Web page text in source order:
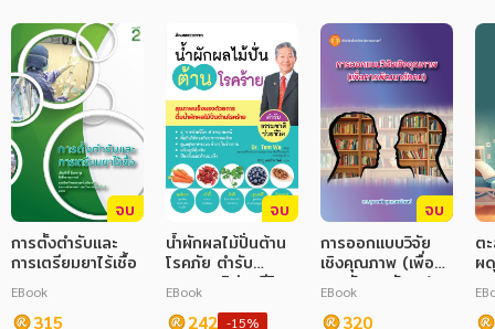
ภาษาศาสตร์
หนังสือเด็ก
การพัฒนาตนเอง
ความรู้ทั่วไป
การ์ตูนความรู้ การ์ตูน
การ์ตูนมังงะ (Manga)
จบ
การตั้งตำรับและ
การเตรียมยาไร้เชื้อ
EBook
315
จบ
น้ำผักผลไม้ปั่นต้าน
โรคภัย ตำรับ
ธรรมชาติช่วยชีวิต
EBook
242 -15%
จบ
การออกแบบวิจัย
เชิงคุณภาพ (เพื่อ
การพัฒนาสังคม)
EBook
320
ต
ผ